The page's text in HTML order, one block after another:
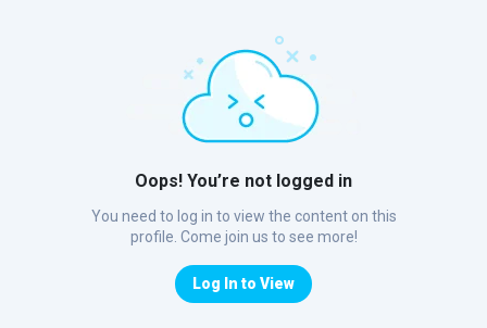
Oops! You’re not logged in
You need to log in to view the content on this
profile. Come join us to see more!
Log In to View